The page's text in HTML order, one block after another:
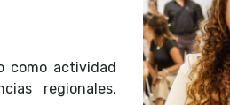
como actividad
regionales,